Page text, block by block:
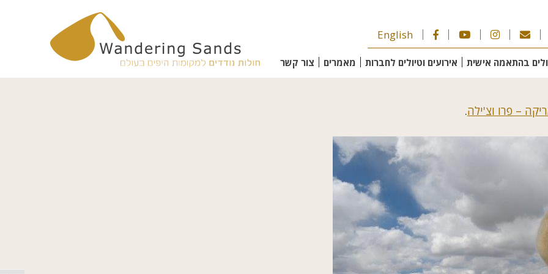
English
בהתאמה אישית אירועים וטיולים לחברות מאמרים צור קשר
– פרו וצ'ילה.